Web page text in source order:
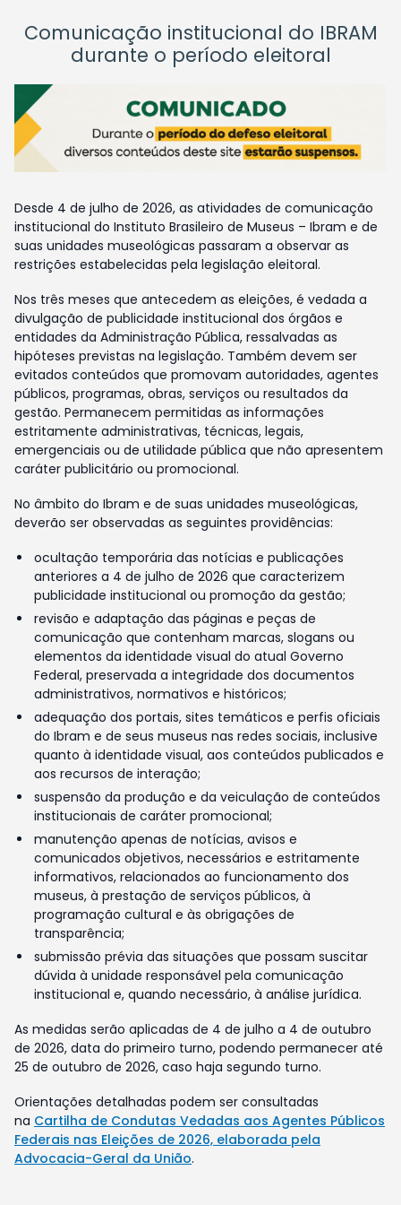
Comunicação institucional do IBRAM
durante o período eleitoral
Desde 4 de julho de 2026, as atividades de comunicação
institucional do Instituto Brasileiro de Museus – Ibram e de
suas unidades museológicas passaram a observar as
restrições estabelecidas pela legislação eleitoral.
Nos três meses que antecedem as eleições, é vedada a
divulgação de publicidade institucional dos órgãos e
entidades da Administração Pública, ressalvadas as
hipóteses previstas na legislação. Também devem ser
evitados conteúdos que promovam autoridades, agentes
públicos, programas, obras, serviços ou resultados da
gestão. Permanecem permitidas as informações
estritamente administrativas, técnicas, legais,
emergenciais ou de utilidade pública que não apresentem
caráter publicitário ou promocional.
No âmbito do Ibram e de suas unidades museológicas,
deverão ser observadas as seguintes providências:
ocultação temporária das notícias e publicações
anteriores a 4 de julho de 2026 que caracterizem
publicidade institucional ou promoção da gestão;
revisão e adaptação das páginas e peças de
comunicação que contenham marcas, slogans ou
elementos da identidade visual do atual Governo
Federal, preservada a integridade dos documentos
administrativos, normativos e históricos;
adequação dos portais, sites temáticos e perfis oficiais
do Ibram e de seus museus nas redes sociais, inclusive
quanto à identidade visual, aos conteúdos publicados e
aos recursos de interação;
suspensão da produção e da veiculação de conteúdos
institucionais de caráter promocional;
manutenção apenas de notícias, avisos e
comunicados objetivos, necessários e estritamente
informativos, relacionados ao funcionamento dos
museus, à prestação de serviços públicos, à
programação cultural e às obrigações de
transparência;
submissão prévia das situações que possam suscitar
dúvida à unidade responsável pela comunicação
institucional e, quando necessário, à análise jurídica.
As medidas serão aplicadas de 4 de julho a 4 de outubro
de 2026, data do primeiro turno, podendo permanecer até
25 de outubro de 2026, caso haja segundo turno.
Orientações detalhadas podem ser consultadas
na Cartilha de Condutas Vedadas aos Agentes Públicos
Federais nas Eleições de 2026, elaborada pela
Advocacia-Geral da União.